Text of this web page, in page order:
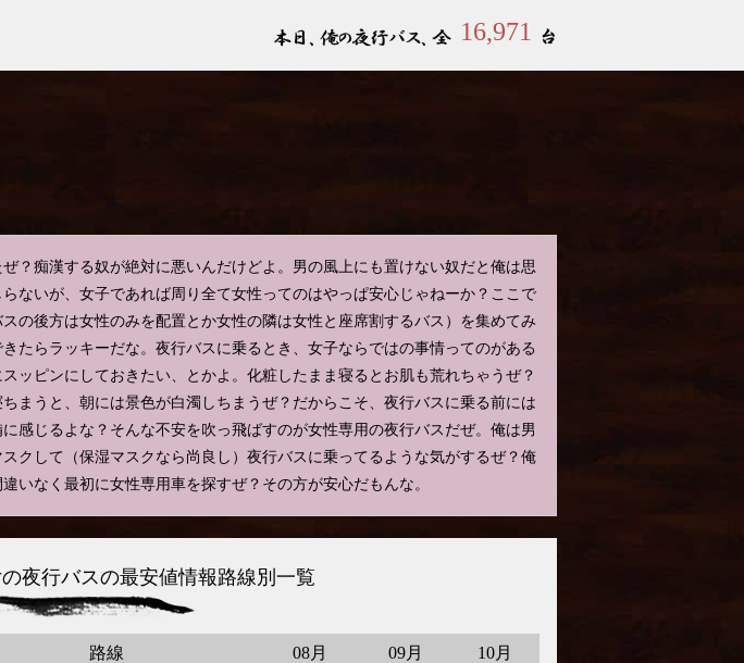
16,971
？痴漢する奴が絶対に悪いんだけどよ。男の風上にも置けない奴だと俺は思
ないが、女子であれば周り全て女性ってのはやっぱ安心じゃねーか？ここで
の後方は女性のみを配置とか女性の隣は女性と座席割するバス）を集めてみ
たらラッキーだな。夜行バスに乗るとき、女子ならではの事情ってのがある
ッピンにしておきたい、とかよ。化粧したまま寝るとお肌も荒れちゃうぜ？
まうと、朝には景色が白濁しちまうぜ？だからこそ、夜行バスに乗る前には
感じるよな？そんな不安を吹っ飛ばすのが女性専用の夜行バスだぜ。俺は男
クして（保湿マスクなら尚良し）夜行バスに乗ってるような気がするぜ？俺
いなく最初に女性専用車を探すぜ？その方が安心だもんな。
夜行バスの最安値情報路線別一覧
路線 08月 09月 10月